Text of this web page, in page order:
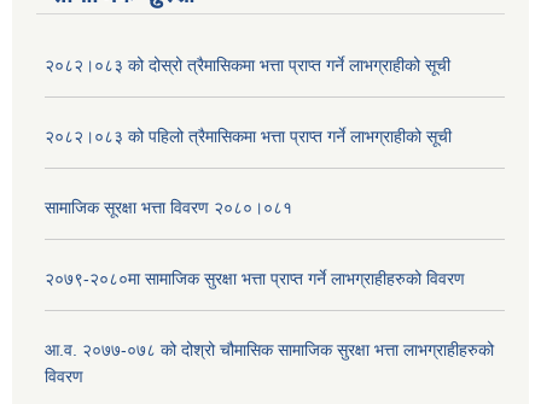
२०८२।०८३ को दोस्रो त्रैमासिकमा भत्ता प्राप्‍त गर्ने लाभग्राहीको सूची
२०८२।०८३ को पहिलो त्रैमासिकमा भत्ता प्राप्‍त गर्ने लाभग्राहीको सूची
सामाजिक सूरक्षा भत्ता विवरण २०८०।०८१
२०७९-२०८०मा सामाजिक सुरक्षा भत्ता प्राप्त गर्ने लाभग्राहीहरुको विवरण
आ.व. २०७७-०७८ को दोश्रो चौमासिक सामाजिक सुरक्षा भत्ता लाभग्राहीहरुको
विवरण